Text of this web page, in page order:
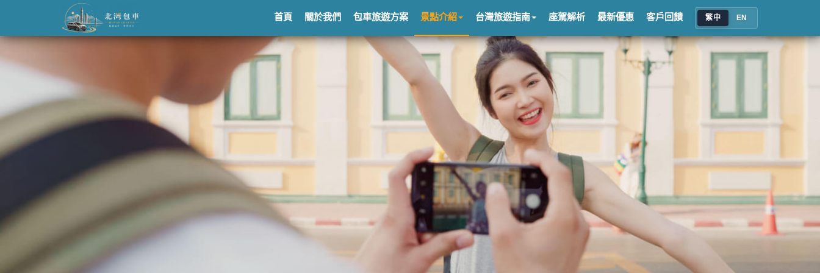
首頁 關於我們 包車旅遊方案 景點介紹 台灣旅遊指南 座駕解析 最新優惠 客戶回饋 繁中 EN